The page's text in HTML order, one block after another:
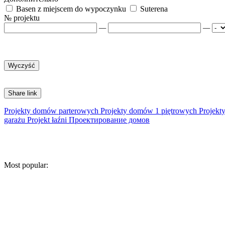
Basen z miejscem do wypoczynku
Suterena
№ projektu
—
—
Share link
Projekty domów parterowych Projekty domów 1 piętrowych
garażu Projekt łaźni Проектирование домов
Most popular: